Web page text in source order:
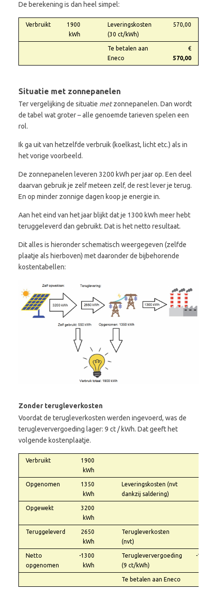
De berekening is dan heel simpel:
Verbruikt
1900
kWh
Leveringskosten
(30 ct/kWh)
570,00
Te betalen aan
Eneco
€
570,00
Situatie met zonnepanelen
Ter vergelijking de situatie metzonnepanelen. Dan wordt
de tabel wat groter – alle genoemde tarieven spelen een
rol.
Ik ga uit van hetzelfde verbruik (koelkast, licht etc.) als in
het vorige voorbeeld.
De zonnepanelen leveren 3200 kWh per jaar op. Een deel
daarvan gebruik je zelf meteen zelf, de rest lever je terug.
En op minder zonnige dagen koop je energie in.
Aan het eind van het jaar blijkt dat je 1300 kWh meer hebt
teruggeleverd dan gebruikt. Dat is het netto resultaat.
Dit alles is hieronder schematisch weergegeven (zelfde
plaatje als hierboven) met daaronder de bijbehorende
kostentabellen:
Zonder terugleverkosten
Voordat de terugleverkosten werden ingevoerd, was de
terugleververgoeding lager: 9 ct / kWh. Dat geeft het
volgende kostenplaatje.
Verbruikt
1900
kWh
Opgenomen
1350
kWh
Leveringskosten (nvt
dankzij saldering)
Opgewekt
3200
kWh
Teruggeleverd
2650
kWh
Terugleverkosten
(nvt)
Netto
opgenomen
-1300
kWh
Terugleververgoeding
(9 ct/kWh)
-117,00
Te betalen aan Eneco